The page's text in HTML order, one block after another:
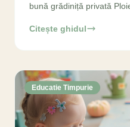
bună grădiniță privată
Citește ghidul
Educatie Timpurie